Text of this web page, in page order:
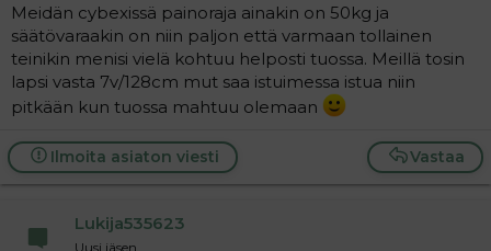
Meidän cybexissä painoraja ainakin on 50kg ja
säätövaraakin on niin paljon että varmaan tollainen
teinikin menisi vielä kohtuu helposti tuossa. Meillä tosin
lapsi vasta 7v/128cm mut saa istuimessa istua niin
pitkään kun tuossa mahtuu olemaan
Vastaa
Ilmoita asiaton viesti
Lukija535623
Uusi jäsen